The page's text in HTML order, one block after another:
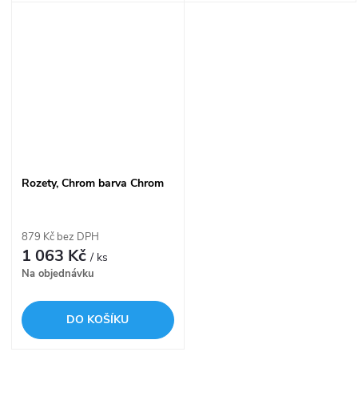
Rozety, Chrom barva Chrom
879 Kč bez DPH
1 063 Kč/ ks
Na objednávku
DO KOŠÍKU